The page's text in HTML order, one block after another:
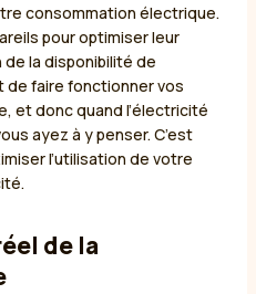
consommation électrique.
pour optimiser leur
la disponibilité de
de faire fonctionner vos
et donc quand l’électricité
ayez à y penser. C’est
l’utilisation de votre
de la